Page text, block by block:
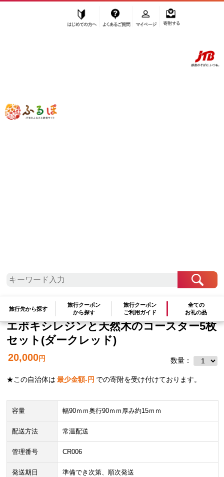
ふるぽ JTBのふるさと納税サイト
旅行先から探す
旅行クーポン
から探す
旅行クーポン
ご利用ガイド
全ての
お礼の品
インテリア・絵画
エポキシレジンと天然木のコースター5枚セット(ダークレッド)
近畿地方 滋賀県
エポキシレジンと天然木のコースター5枚
セット(ダークレッド)
20,000円 数量：
★この自治体は 最少金額-円 での寄附を受け付けております。
容量 幅90ｍｍ奥行90ｍｍ厚み約15ｍｍ
配送方法 常温配送
管理番号 CR006
発送期日 準備でき次第、順次発送